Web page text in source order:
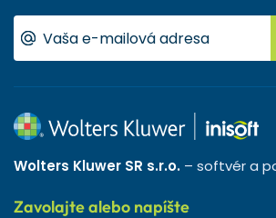
Wolters Kluwer SR s.r.o. – softvér a
Zavolajte alebo napíšte